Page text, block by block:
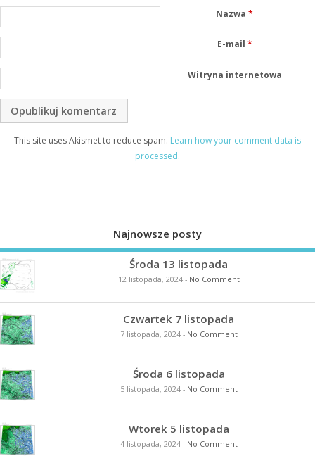
Nazwa*
E-mail *
Witryna internetowa
This site uses Akismet to reduce spam. Learn how your comment data is
processed.
Najnowsze posty
Środa 13 listopada
12 listopada, 2024- No Comment
Czwartek 7 listopada
7 listopada, 2024- No Comment
Środa 6 listopada
5 listopada, 2024- No Comment
Wtorek 5 listopada
4 listopada, 2024- No Comment